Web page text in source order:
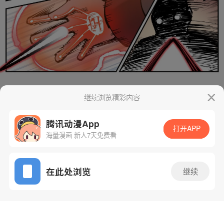
App免费看
继续浏览精彩内容
腾讯动漫App
海量漫画 新人7天免费看
打开APP
在此处浏览 继续